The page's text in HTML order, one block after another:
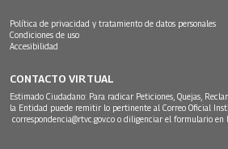
Política de privacidad y tratamiento de datos personales
Condiciones de uso
Accesibilidad
CONTACTO VIRTUAL
Estimado Ciudadano: Para radicar Peticiones, Quejas,
la Entidad puede remitir lo pertinente al Correo Oficial
correspondencia@rtvc.gov.co o diligenciar el formulario en